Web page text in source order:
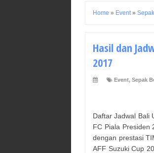
Home » Event »
Hasil dan
2017
Event, Sepak
Daftar Jadwal Bali
FC Piala Presiden
dengan prestasi
AFF Suzuki Cup